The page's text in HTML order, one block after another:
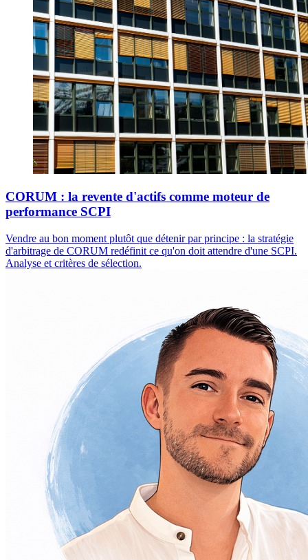
CORUM : la revente d'actifs comme moteur de
performance SCPI
Vendre au bon moment plutôt que détenir par principe : la stratégie
d'arbitrage de CORUM redéfinit ce qu'on doit attendre d'une SCPI.
Analyse et critères de sélection.